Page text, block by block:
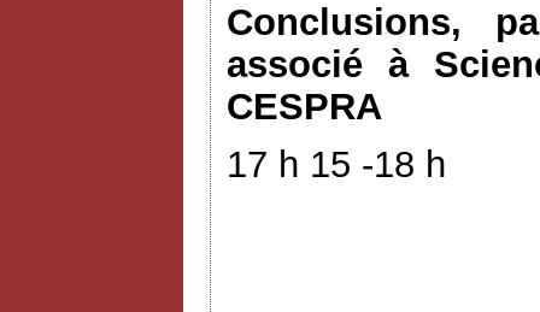
Conclusions,
associé à
CESPRA
17 h 15 -18 h